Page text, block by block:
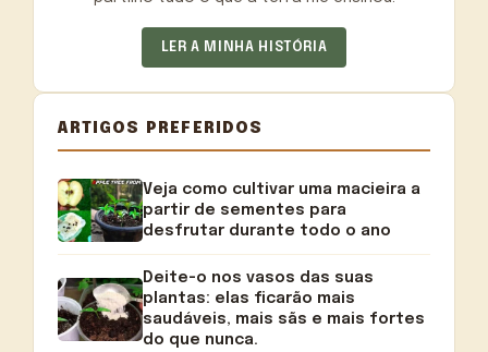
LER A MINHA HISTÓRIA
ARTIGOS PREFERIDOS
Veja como cultivar uma macieira a
partir de sementes para
desfrutar durante todo o ano
Deite-o nos vasos das suas
plantas: elas ficarão mais
saudáveis, mais sãs e mais fortes
do que nunca.